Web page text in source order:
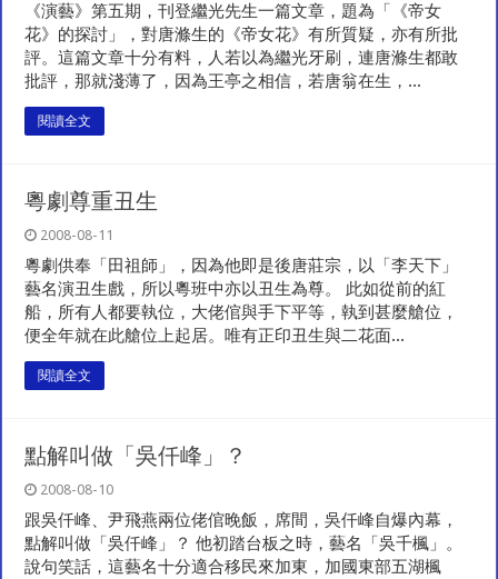
《演藝》第五期，刊登繼光先生一篇文章，題為「《帝女
花》的探討」，對唐滌生的《帝女花》有所質疑，亦有所批
評。這篇文章十分有料，人若以為繼光牙刷，連唐滌生都敢
批評，那就淺薄了，因為王亭之相信，若唐翁在生，...
閱讀全文
粵劇尊重丑生
2008-08-11
粵劇供奉「田祖師」，因為他即是後唐莊宗，以「李天下」
藝名演丑生戲，所以粵班中亦以丑生為尊。 此如從前的紅
船，所有人都要執位，大佬倌與手下平等，執到甚麼艙位，
便全年就在此艙位上起居。唯有正印丑生與二花面...
閱讀全文
點解叫做「吳仟峰」？
2008-08-10
跟吳仟峰、尹飛燕兩位佬倌晚飯，席間，吳仟峰自爆內幕，
點解叫做「吳仟峰」？ 他初踏台板之時，藝名「吳千楓」。
說句笑話，這藝名十分適合移民來加東，加國東部五湖楓